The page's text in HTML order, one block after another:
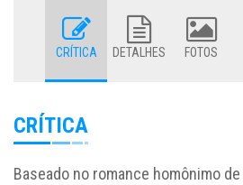
CRÍTICA DETALHES FOTOS
CRÍTICA
Baseado no romance homônimo